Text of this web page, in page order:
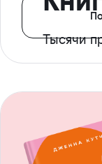
Тысячи
с